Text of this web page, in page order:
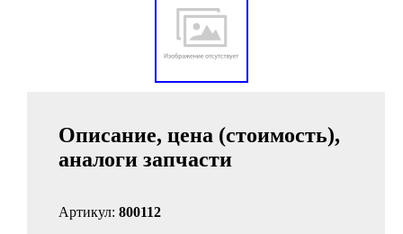
Описание, цена (стоимость),
аналоги запчасти
Артикул: 800112